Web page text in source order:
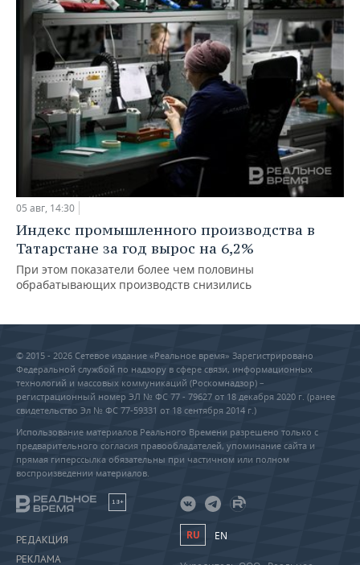
05 авг, 14:30
Индекс промышленного производства в
Татарстане за год вырос на 6,2%
При этом показатели более чем половины
обрабатывающих производств снизились
© 2015 - 2026 Сетевое издание «Реальное время» Зарегистрировано
Федеральной службой по надзору в сфере связи, информационных
технологий и массовых коммуникаций (Роскомнадзор) –
регистрационный номер ЭЛ № ФС 77 - 79627 от 18 декабря 2020 г. (ранее
свидетельство Эл № ФС 77-59331 от 18 сентября 2014 г.)
Использование материалов Реального Времени разрешено только с
предварительного согласия правообладателей, упоминание сайта и
прямая гиперссылка обязательны при частичном или полном
воспроизведении материалов.
18+
РЕДАКЦИЯ
РЕКЛАМА
RU EN